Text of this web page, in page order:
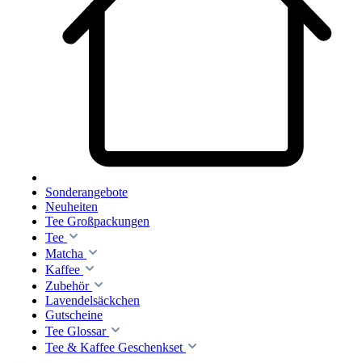
Sonderangebote
Neuheiten
Tee Großpackungen
Tee
Matcha
Kaffee
Zubehör
Lavendelsäckchen
Gutscheine
Tee Glossar
Tee & Kaffee Geschenkset